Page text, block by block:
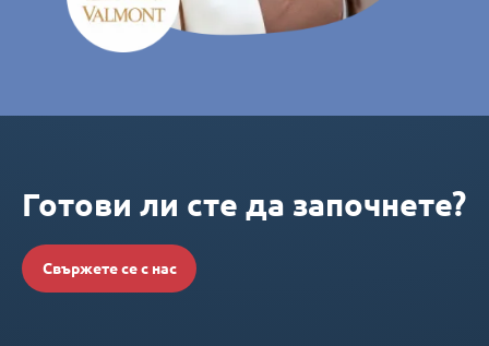
Готови ли сте да започнете?
Свържете се с нас